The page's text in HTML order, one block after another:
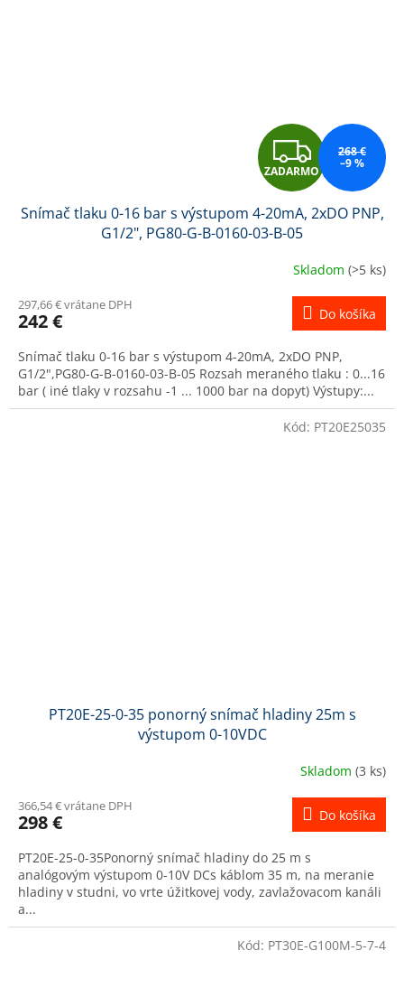
Z
A
D
A
R
M
O
ZADARMO
268 €
–9 %
Snímač tlaku 0-16 bar s výstupom 4-20mA, 2xDO PNP,
G1/2", PG80-G-B-0160-03-B-05
Skladom (>5 ks)
297,66 € vrátane DPH
242 € Do košíka
Snímač tlaku 0-16 bar s výstupom 4-20mA, 2xDO PNP,
G1/2",PG80-G-B-0160-03-B-05 Rozsah meraného tlaku : 0...16
bar ( iné tlaky v rozsahu -1 ... 1000 bar na dopyt) Výstupy:...
PT20E-25-0-35 ponorný snímač hladiny 25m s
výstupom 0-10VDC
Skladom (3 ks)
366,54 € vrátane DPH
298 € Do košíka
PT20E-25-0-35Ponorný snímač hladiny do 25 m s
analógovým výstupom 0-10V DCs káblom 35 m, na meranie
hladiny v studni, vo vrte úžitkovej vody, zavlažovacom kanáli
a...
Kód: PT20E25035
Kód: PT30E-G100M-5-7-4